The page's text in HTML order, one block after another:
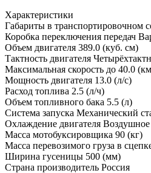
Характеристики
Габариты в транспортировочном
Коробка переключения передач
Объем двигателя 389.0 (куб. см)
Тактность двигателя
Максимальная скорость до 40.0
Мощность двигателя 13.0 (л/с)
Расход топлива 2.5 (л/ч)
Объем топливного бака 5.5 (л)
Система запуска Механический
Охлаждение двигателя Воздушное
Масса мотобуксировщика 90 (кг)
Масса перевозимого груза в
Ширина гусеницы 500 (мм)
Страна производитель Россия